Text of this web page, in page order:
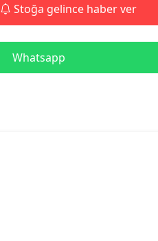
Stoğa gelince haber ver
Whatsapp